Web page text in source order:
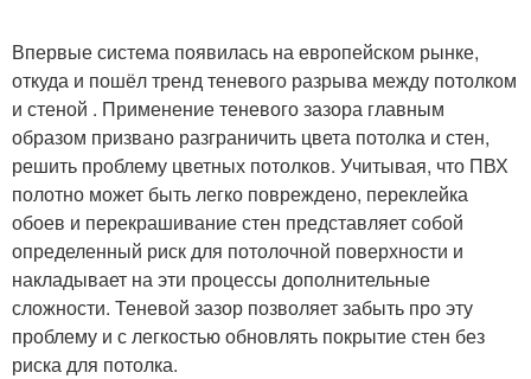
Впервые система появилась на европейском рынке,
откуда и пошёл тренд теневого разрыва между потолком
и стеной . Применение теневого зазора главным
образом призвано разграничить цвета потолка и стен,
решить проблему цветных потолков. Учитывая, что ПВХ
полотно может быть легко повреждено, переклейка
обоев и перекрашивание стен представляет собой
определенный риск для потолочной поверхности и
накладывает на эти процессы дополнительные
сложности. Теневой зазор позволяет забыть про эту
проблему и с легкостью обновлять покрытие стен без
риска для потолка.